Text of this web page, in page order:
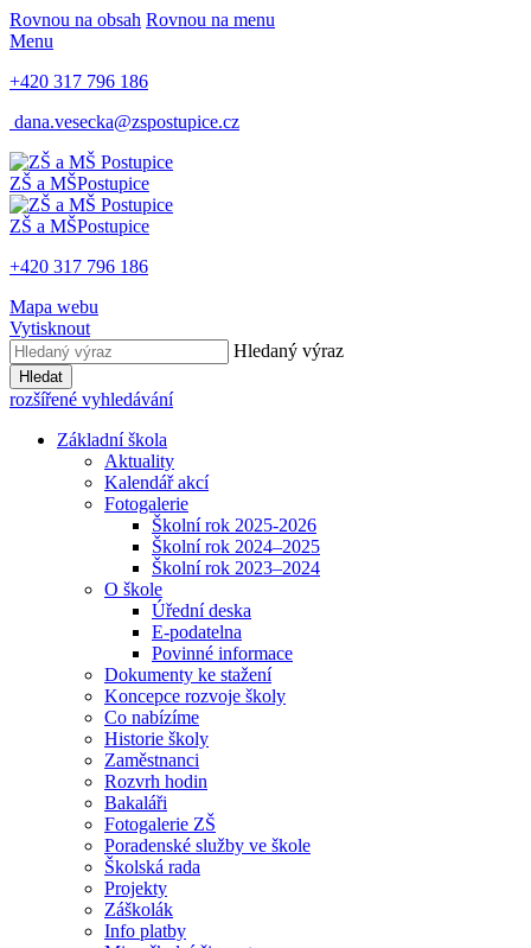
Rovnou na obsah Rovnou na menu
Menu
+420 317 796 186
dana.vesecka@zspostupice.cz
ZŠ a MŠPostupice
ZŠ a MŠPostupice
+420 317 796 186
Mapa webu
Vytisknout
Hledaný výraz
Hledat
rozšířené vyhledávání
Základní škola
Aktuality
Kalendář akcí
Fotogalerie
Školní rok 2025-2026
Školní rok 2024–2025
Školní rok 2023–2024
O škole
Úřední deska
E-podatelna
Povinné informace
Dokumenty ke stažení
Koncepce rozvoje školy
Co nabízíme
Historie školy
Zaměstnanci
Rozvrh hodin
Bakaláři
Fotogalerie ZŠ
Poradenské služby ve škole
Školská rada
Projekty
Záškolák
Info platby